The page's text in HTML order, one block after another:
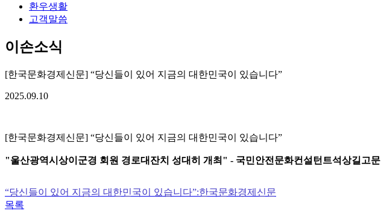
환우생활
고객말씀
이손소식
[한국문화경제신문] “당신들이 있어 지금의 대한민국이 있습니다”
2025.09.10
[한국문화경제신문] “당신들이 있어 지금의 대한민국이 있습니다”
"울산광역시상이군경 회원 경로대잔치 성대히 개최" - 국민안전문화컨설턴트석상길고문
“당신들이 있어 지금의 대한민국이 있습니다”:한국문화경제신문
목록